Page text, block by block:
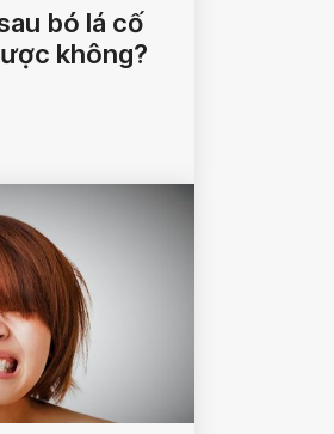
bó lá cố
không?